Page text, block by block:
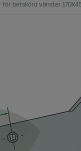
för betskörd vänster